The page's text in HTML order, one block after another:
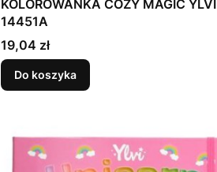
KOLOROWANKA COZY MAGIC YLVI
14451A
Cena
19,04 zł
Do koszyka